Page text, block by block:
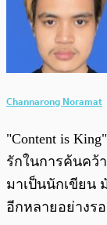
Channarong Noramat
"Content is
รักในการค้นคว้
มาเป็นนักเขียน
อีกหลายอย่างร